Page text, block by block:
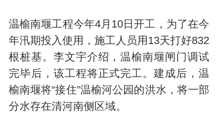
温榆南堰工程今年4月10日开工，为了在今
年汛期投入使用，施工人员用13天打好832
根桩基。李文宇介绍，温榆南堰闸门调试
完毕后，该工程将正式完工。建成后，温
榆南堰将“接住”温榆河公园的洪水，将一部
分水存在清河南侧区域。